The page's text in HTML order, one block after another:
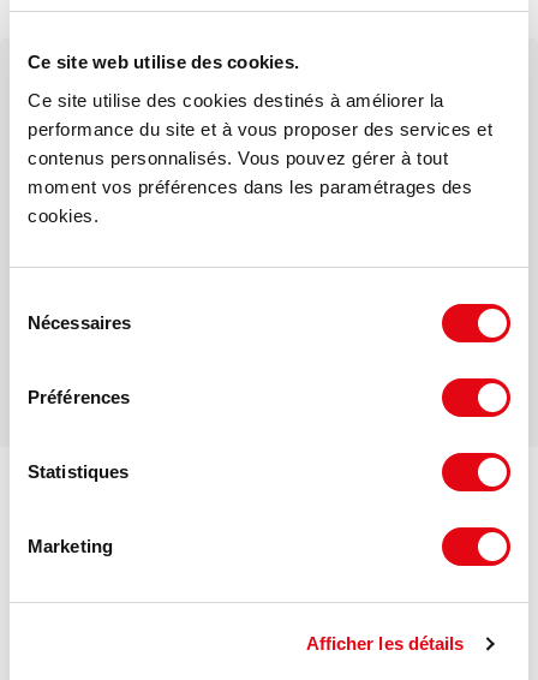
Ce site web utilise des cookies.
Ce site utilise des cookies destinés à améliorer la
performance du site et à vous proposer des services et
contenus personnalisés. Vous pouvez gérer à tout
moment vos préférences dans les paramétrages des
cookies.
Nécessaires
Préférences
Statistiques
Marketing
Afficher les détails
Votre interlocuteur dédié
Thomas POUPIN
DPE - GES
Consommation énergétique :
Diagnostic en cours de réalisation